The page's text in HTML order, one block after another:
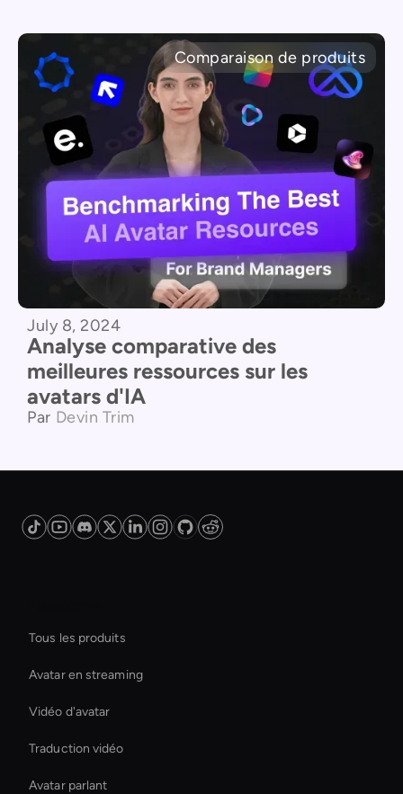
Comparaison de produits
July 8, 2024
Analyse comparative des
meilleures ressources sur les
avatars d'IA
Par Devin Trim
Tous les produits
Avatar en streaming
Vidéo d'avatar
Traduction vidéo
Avatar parlant